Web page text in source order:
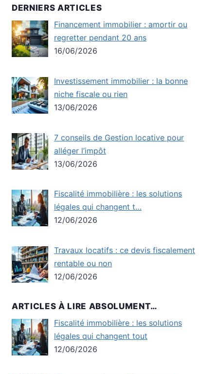
DERNIERS ARTICLES
Financement immobilier : amortir ou
regretter pendant 20 ans
16/06/2026
Investissement immobilier : la bonne
niche fiscale ou rien
13/06/2026
7 conseils de Gestion locative pour
alléger l’impôt
13/06/2026
Fiscalité immobilière : les solutions
légales qui changent t…
12/06/2026
Travaux locatifs : ce devis fiscalement
rentable ou non
12/06/2026
ARTICLES À LIRE ABSOLUMENT…
Fiscalité immobilière : les solutions
légales qui changent tout
12/06/2026